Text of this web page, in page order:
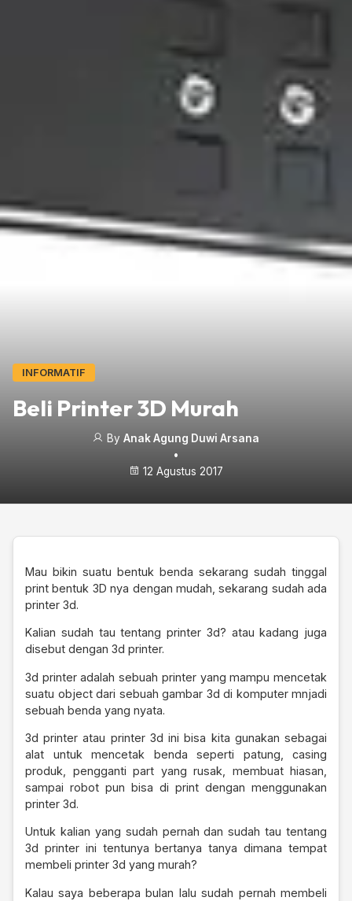
INFORMATIF
Beli Printer 3D Murah
By Anak Agung Duwi Arsana
•
12 Agustus 2017
Mau bikin suatu bentuk benda sekarang sudah tinggal
print bentuk 3D nya dengan mudah, sekarang sudah ada
printer 3d.
Kalian sudah tau tentang printer 3d? atau kadang juga
disebut dengan 3d printer.
3d printer adalah sebuah printer yang mampu mencetak
suatu object dari sebuah gambar 3d di komputer mnjadi
sebuah benda yang nyata.
3d printer atau printer 3d ini bisa kita gunakan sebagai
alat untuk mencetak benda seperti patung, casing
produk, pengganti part yang rusak, membuat hiasan,
sampai robot pun bisa di print dengan menggunakan
printer 3d.
Untuk kalian yang sudah pernah dan sudah tau tentang
3d printer ini tentunya bertanya tanya dimana tempat
membeli printer 3d yang murah?
Kalau saya beberapa bulan lalu sudah pernah membeli